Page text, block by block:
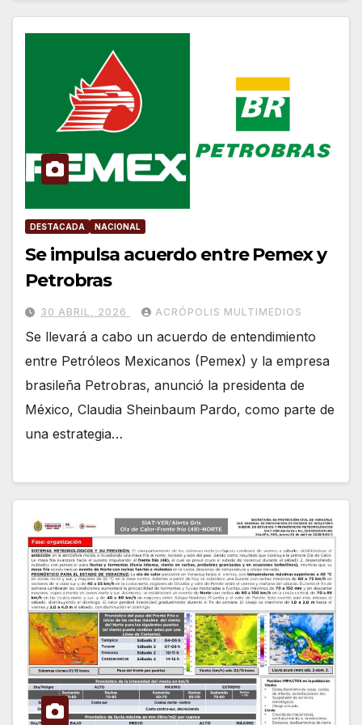
DESTACADA NACIONAL
Se impulsa acuerdo entre Pemex y
Petrobras
30 ABRIL, 2026 ACRÓPOLIS MULTIMEDIOS
Se llevará a cabo un acuerdo de entendimiento
entre Petróleos Mexicanos (Pemex) y la empresa
brasileña Petrobras, anunció la presidenta de
México, Claudia Sheinbaum Pardo, como parte de
una estrategia…